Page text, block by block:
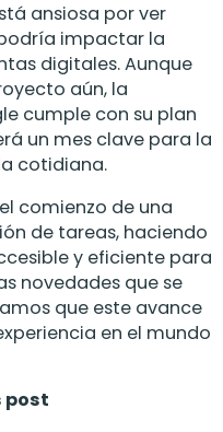
ansiosa por ver
impactar la
digitales. Aunque
aún, la
cumple con su plan
un mes clave para la
cotidiana.
comienzo de una
de tareas, haciendo
y eficiente para
novedades que se
que este avance
en el mundo
post